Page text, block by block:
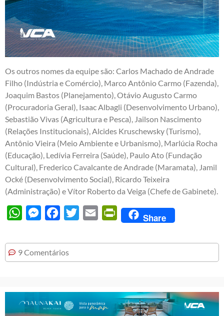
Os outros nomes da equipe são: Carlos Machado de Andrade
Filho (Indústria e Comércio), Marco Antônio Carmo (Fazenda),
Joaquim Bastos (Planejamento), Otávio Augusto Carmo
(Procuradoria Geral), Isaac Albagli (Desenvolvimento Urbano),
Sebastião Vivas (Agricultura e Pesca), Jailson Nascimento
(Relações Institucionais), Alcides Kruschewsky (Turismo),
Antônio Vieira (Meio Ambiente e Urbanismo), Marlúcia Rocha
(Educação), Ledívia Ferreira (Saúde), Paulo Ato (Fundação
Cultural), Frederico Cavalcante de Andrade (Maramata), Jamil
Ocké (Desenvolvimento Social), Ricardo Teixeira
(Administração) e Vítor Roberto da Veiga (Chefe de Gabinete).
WhatsAppMessengerFacebook
Twitter Email PrintFriendly
Share
9 Comentários